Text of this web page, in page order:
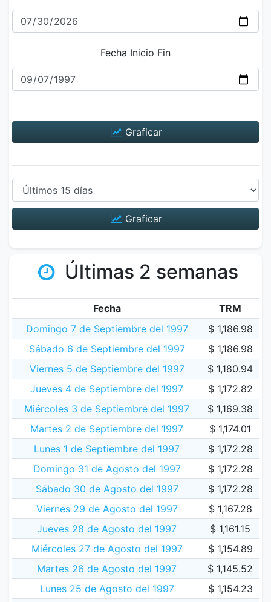
Fecha Inicio Fin
Graficar
Graficar
Últimas 2 semanas
Fecha
TRM
Domingo 7 de Septiembre del 1997
$ 1,186.98
Sábado 6 de Septiembre del 1997
$ 1,186.98
Viernes 5 de Septiembre del 1997
$ 1,180.94
Jueves 4 de Septiembre del 1997
$ 1,172.82
Miércoles 3 de Septiembre del 1997
$ 1,169.38
Martes 2 de Septiembre del 1997
$ 1,174.01
Lunes 1 de Septiembre del 1997
$ 1,172.28
Domingo 31 de Agosto del 1997
$ 1,172.28
Sábado 30 de Agosto del 1997
$ 1,172.28
Viernes 29 de Agosto del 1997
$ 1,167.28
Jueves 28 de Agosto del 1997
$ 1,161.15
Miércoles 27 de Agosto del 1997
$ 1,154.89
Martes 26 de Agosto del 1997
$ 1,145.52
Lunes 25 de Agosto del 1997
$ 1,154.23